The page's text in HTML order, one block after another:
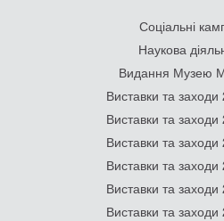
Соціальні
Наукова
Видання Музею
Виставки та
Виставки та
Виставки та
Виставки та
Виставки та
Виставки та